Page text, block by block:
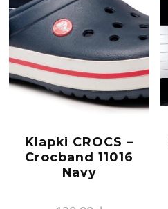
Klapki CROCS –
Crocband 11016
Navy